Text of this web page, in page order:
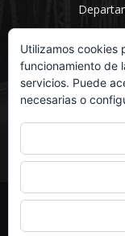
© UNIMEDIOS -
Inicio
Utilizamos cookies
funcionamiento de
servicios. Puede
necesarias o